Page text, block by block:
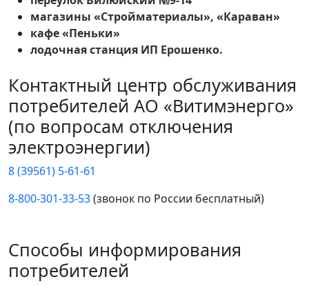
магазины «Стройматериалы», «Караван»
кафе «Пеньки»
лодочная станция ИП Ерошенко.
Контактный центр обслуживания
потребителей АО «Витимэнерго»
(по вопросам отключения
электроэнергии)
8 (39561) 5-61-61
8-800-301-33-53(звонок по России бесплатный)
Способы информирования
потребителей